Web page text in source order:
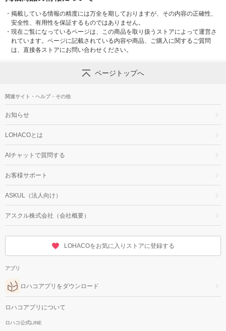
・ 掲載している情報の精度には万全を期しておりますが、その内容の正確性、
安全性、有用性を保証するものではありません。
・ 現在ご覧になっているページは、この商品を取り扱うストアによって運営さ
れています。ページに記載されている内容や商品、ご購入に関するご質問
は、直接各ストアにお問い合わせください。
ページトップへ
関連サイト・ヘルプ・その他
お知らせ
LOHACOとは
AIチャットで質問する
お客様サポート
ASKUL（法人向け）
アスクル株式会社（会社概要）
LOHACOをお気に入りストアに登録する
アプリ
ロハコアプリをダウンロード
ロハコアプリについて
ロハコ公式LINE